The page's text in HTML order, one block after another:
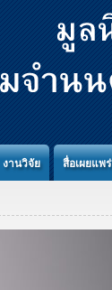
งานวิจัย สื่อเผยแพร่